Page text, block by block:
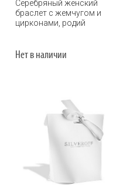
Серебряный женский
браслет с жемчугом и
цирконами, родий
Нет в наличии